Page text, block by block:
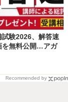
験2026、解答速
を無料公開…アガ
Recommended by